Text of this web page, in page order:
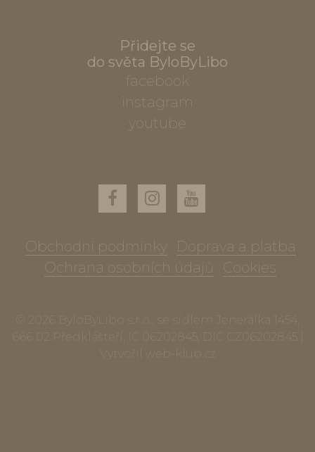
Přidejte se
do světa ByloByLibo
facebook
instagram
youtube
Obchodní podmínky
Doprava a platba
Ochrana osobních údajů
Cookies
© 2026 ByloByLibo s.r.o., se sídlem Jenerálka 1454,
666 02 Předklášteří, IČ 06202845, DIČ CZ06202845 |
Vytvořil